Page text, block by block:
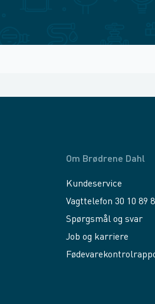
Om Brødrene Dahl
Kundeservice
Vagttelefon 30 10 89
Spørgsmål og svar
Job og karriere